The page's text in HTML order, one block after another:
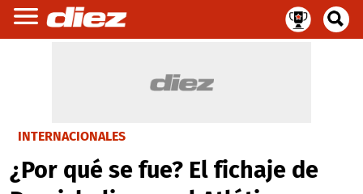
INTERNACIONALES
¿Por qué se fue? El fichaje de